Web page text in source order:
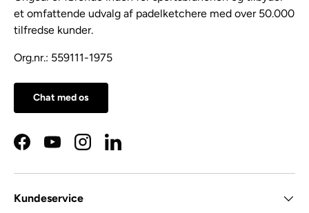
et omfattende udvalg af padelketchere med over 50.000
tilfredse kunder.
Org.nr.: 559111-1975
Chat med os
FacebookYouTubeInstagramLinkedIn
Kundeservice